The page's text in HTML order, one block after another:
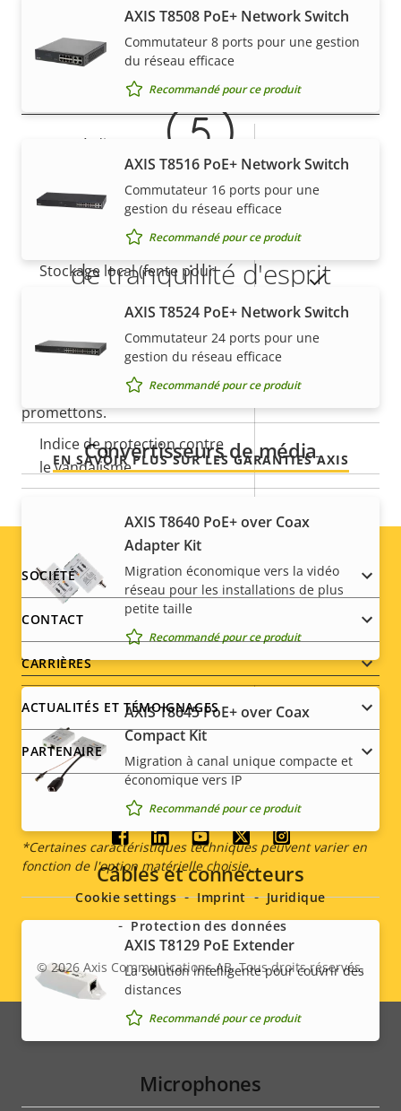
Description
propriété
Valeur de
la
propriété
Focus à distance
Zoom à distance –
Éclairage IR intégré
Stockage local (fente pour
Oui
Température de
fonctionnement
-10 to 55 °C
Indice de protection contre
le vandalisme
-
Conçu pour être repeint
Développement durable PVC free
Alimentation
Description
de la
propriété
Valeur de
la
propriété
Puissance (max.) 9.6 W
Puissance (moyenne)
Tension d'entrée CC
*Certaines caractéristiques techniques peuvent varier en
fonction de l'option matérielle choisie.
AXIS T8508 PoE+ Network Switch
Commutateur 8 ports pour une gestion
du réseau efficace
Recommandé pour ce produit
AXIS T8516 PoE+ Network Switch
Commutateur 16 ports pour une
gestion du réseau efficace
Recommandé pour ce produit
AXIS T8524 PoE+ Network Switch
Commutateur 24 ports pour une
gestion du réseau efficace
Recommandé pour ce produit
Convertisseurs de média
AXIS T8640 PoE+ over Coax
Adapter Kit
Migration économique vers la vidéo
réseau pour les installations de plus
petite taille
Recommandé pour ce produit
AXIS T8645 PoE+ over Coax
Compact Kit
Migration à canal unique compacte et
économique vers IP
Recommandé pour ce produit
Câbles et connecteurs
AXIS T8129 PoE Extender
La solution intelligente pour couvrir des
distances
Recommandé pour ce produit
Microphones
Garantie
5 ans de garantie pour plus
de tranquillité d'esprit
Notre nouvelle garantie de 5 ans offre des années de
propriété sans problème et permet de contrôler les
coûts. En outre, rien n'est caché dans les petits
caractères, vous obtenez exactement ce que nous
promettons.
EN SAVOIR PLUS SUR LES GARANTIES AXIS
Footer
menu
SOCIÉTÉ
CONTACT
CARRIÈRES
ACTUALITÉS ET TÉMOIGNAGES
PARTENAIRE
Social
menu
Legal
© 2026 Axis Communications AB. Tous droits réservés.
Cookie settings Imprint
Juridique
Protection des données